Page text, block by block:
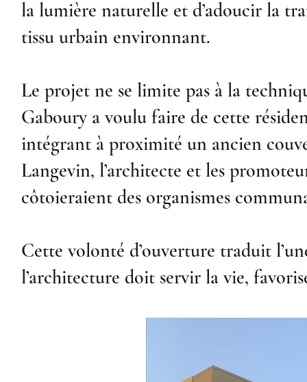
la lumière naturelle et d’adoucir la
tissu urbain environnant.
Le projet ne se limite pas à la
Gaboury a voulu faire de cette
intégrant à proximité un ancien
Langevin, l’architecte et les
côtoieraient des organismes
Cette volonté d’ouverture traduit
l’architecture doit servir la vie,